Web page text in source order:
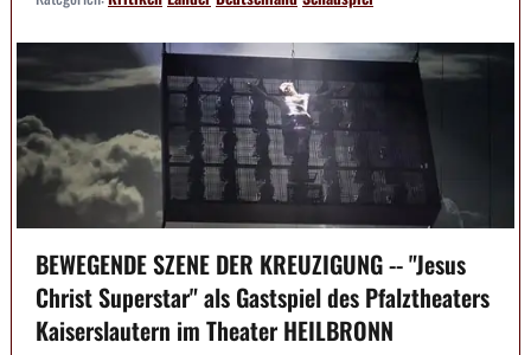
BEWEGENDE SZENE DER KREUZIGUNG -- "Jesus
Christ Superstar" als Gastspiel des Pfalztheaters
Kaiserslautern im Theater HEILBRONN